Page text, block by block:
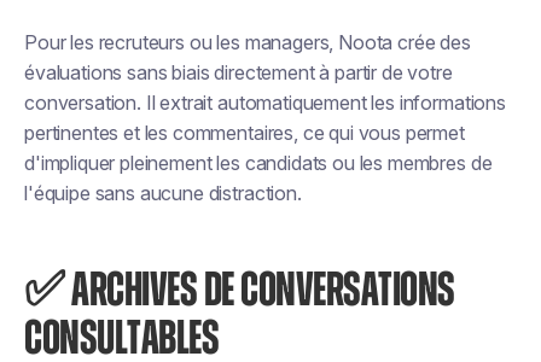
Pour les recruteurs ou les managers, Noota crée des
évaluations sans biais directement à partir de votre
conversation. Il extrait automatiquement les informations
pertinentes et les commentaires, ce qui vous permet
d'impliquer pleinement les candidats ou les membres de
l'équipe sans aucune distraction.
✅ ARCHIVES DE CONVERSATIONS
CONSULTABLES